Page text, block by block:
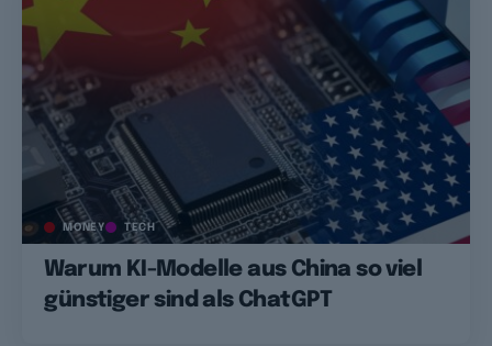
MONEY TECH
Warum KI-Modelle aus China so viel
günstiger sind als ChatGPT